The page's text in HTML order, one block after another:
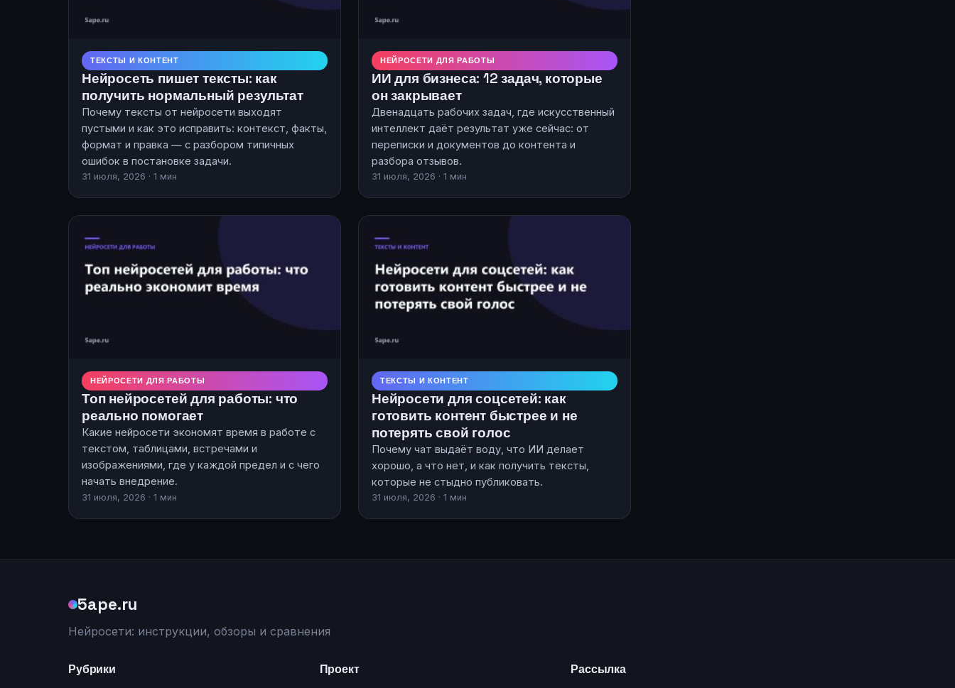
ТЕКСТЫ И КОНТЕНТ
Нейросеть пишет тексты: как
получить нормальный результат
Почему тексты от нейросети выходят
пустыми и как это исправить: контекст, факты,
формат и правка — с разбором типичных
ошибок в постановке задачи.
31 июля, 2026 · 1 мин
НЕЙРОСЕТИ ДЛЯ РАБОТЫ
ИИ для бизнеса: 12 задач, которые
он закрывает
Двенадцать рабочих задач, где искусственный
интеллект даёт результат уже сейчас: от
переписки и документов до контента и
разбора отзывов.
31 июля, 2026 · 1 мин
НЕЙРОСЕТИ ДЛЯ РАБОТЫ
Топ нейросетей для работы: что
реально помогает
Какие нейросети экономят время в работе с
текстом, таблицами, встречами и
изображениями, где у каждой предел и с чего
начать внедрение.
31 июля, 2026 · 1 мин
ТЕКСТЫ И КОНТЕНТ
Нейросети для соцсетей: как
готовить контент быстрее и не
потерять свой голос
Почему чат выдаёт воду, что ИИ делает
хорошо, а что нет, и как получить тексты,
которые не стыдно публиковать.
31 июля, 2026 · 1 мин
5ape.ru
Нейросети: инструкции, обзоры и сравнения
Рубрики Проект Рассылка